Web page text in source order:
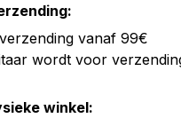
vanaf 99€
wordt voor
winkel: